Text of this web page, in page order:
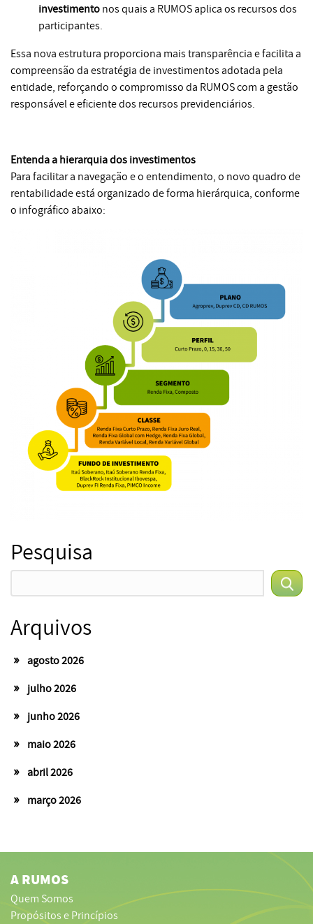
investimento nos quais a RUMOS aplica os recursos dos
participantes.
Essa nova estrutura proporciona mais transparência e facilita a
compreensão da estratégia de investimentos adotada pela
entidade, reforçando o compromisso da RUMOS com a gestão
responsável e eficiente dos recursos previdenciários.
Entenda a hierarquia dos investimentos
Para facilitar a navegação e o entendimento, o novo quadro de
rentabilidade está organizado de forma hierárquica, conforme
o infográfico abaixo:
Pesquisa
Arquivos
agosto 2026
julho 2026
junho 2026
maio 2026
abril 2026
março 2026
A RUMOS
Quem Somos
Propósitos e Princípios